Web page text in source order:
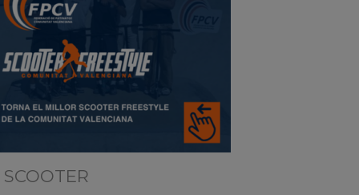
SCOOTER